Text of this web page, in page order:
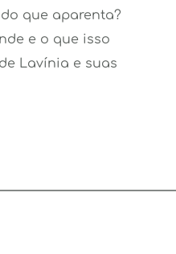
que aparenta?
e o que isso
Lavínia e suas